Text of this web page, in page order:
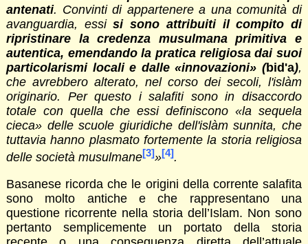
antenati. Convinti di appartenere a una comunità di
avanguardia, essisi sono attribuiti il compito di
ripristinare la credenza musulmana primitiva e
autentica, emendando la pratica religiosa dai suoi
particolarismi locali e dalle «innovazioni» (bid'a),
che avrebbero alterato, nel corso dei secoli, l'islàm
originario. Per questo i salafiti sono in disaccordo
totale con quella che essi definiscono «la sequela
cieca» delle scuole giuridiche dell'islàm sunnita, che
tuttavia hanno plasmato fortemente la storia religiosa
delle società musulmane[3]»[4].
Basanese ricorda che le origini della corrente salafita
sono molto antiche e che rappresentano una
questione ricorrente nella storia dell’Islam. Non sono
pertanto semplicemente un portato della storia